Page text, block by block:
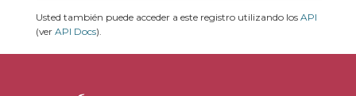
Usted también puede acceder a este registro utilizando los API
(ver API Docs).